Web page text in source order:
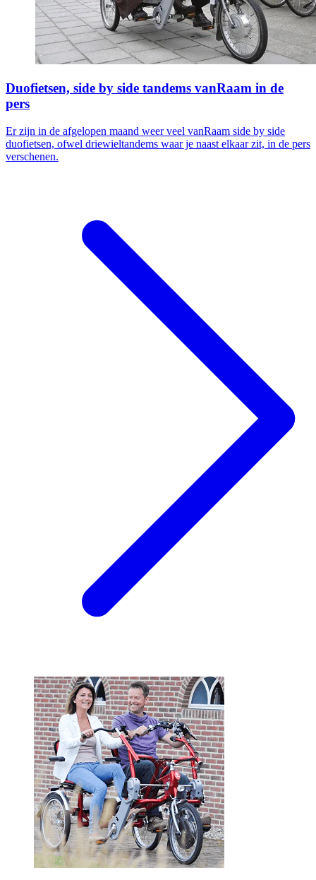
Duofietsen, side by side tandems vanRaam in de
pers
Er zijn in de afgelopen maand weer veel vanRaam side by side
duofietsen, ofwel driewieltandems waar je naast elkaar zit, in de pers
verschenen.